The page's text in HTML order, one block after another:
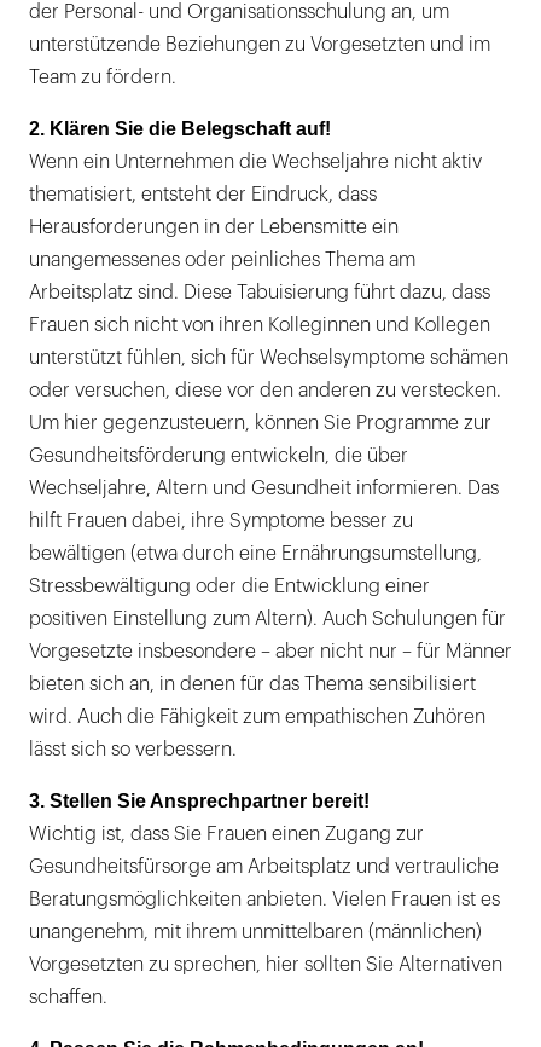
der Personal- und Organisationsschulung an, um
unterstützende Beziehungen zu Vorgesetzten und im
Team zu fördern.
2. Klären Sie die Belegschaft auf!
Wenn ein Unternehmen die Wechseljahre nicht aktiv
thematisiert, entsteht der Eindruck, dass
Herausforderungen in der Lebensmitte ein
unangemessenes oder peinliches Thema am
Arbeitsplatz sind. Diese Tabuisierung führt dazu, dass
Frauen sich nicht von ihren Kolleginnen und Kollegen
unterstützt fühlen, sich für Wechselsymptome schämen
oder versuchen, diese vor den anderen zu verstecken.
Um hier gegenzusteuern, können Sie Programme zur
Gesundheitsförderung entwickeln, die über
Wechseljahre, Altern und Gesundheit informieren. Das
hilft Frauen dabei, ihre Symptome besser zu
bewältigen (etwa durch eine Ernährungsumstellung,
Stressbewältigung oder die Entwicklung einer
positiven Einstellung zum Altern). Auch Schulungen für
Vorgesetzte insbesondere – aber nicht nur – für Männer
bieten sich an, in denen für das Thema sensibilisiert
wird. Auch die Fähigkeit zum empathischen Zuhören
lässt sich so verbessern.
3. Stellen Sie Ansprechpartner bereit!
Wichtig ist, dass Sie Frauen einen Zugang zur
Gesundheitsfürsorge am Arbeitsplatz und vertrauliche
Beratungsmöglichkeiten anbieten. Vielen Frauen ist es
unangenehm, mit ihrem unmittelbaren (männlichen)
Vorgesetzten zu sprechen, hier sollten Sie Alternativen
schaffen.